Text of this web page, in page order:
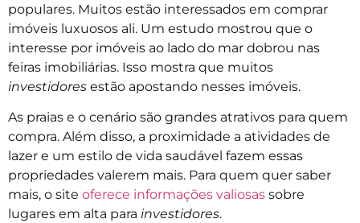
populares. Muitos estão interessados em comprar
imóveis luxuosos ali. Um estudo mostrou que o
interesse por imóveis ao lado do mar dobrou nas
feiras imobiliárias. Isso mostra que muitos
investidores estão apostando nesses imóveis.
As praias e o cenário são grandes atrativos para quem
compra. Além disso, a proximidade a atividades de
lazer e um estilo de vida saudável fazem essas
propriedades valerem mais. Para quem quer saber
mais, o site oferece informações valiosas sobre
lugares em alta para investidores.